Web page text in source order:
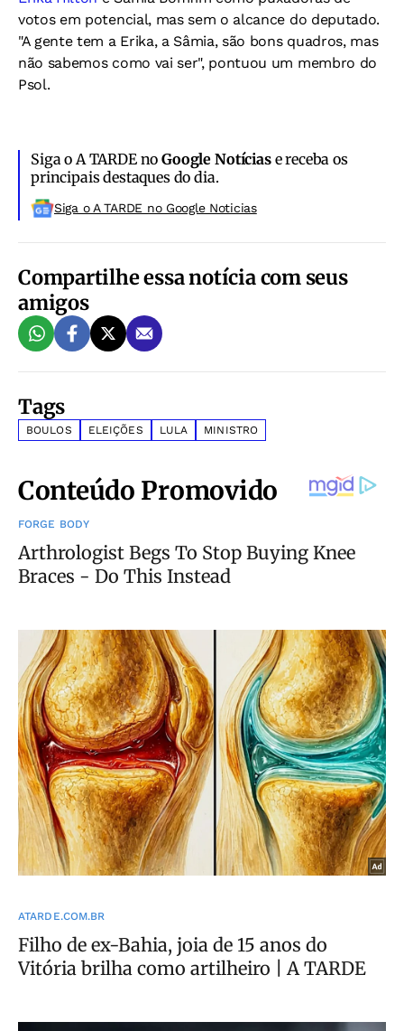
votos em potencial, mas sem o alcance do deputado.
"A gente tem a Erika, a Sâmia, são bons quadros, mas
não sabemos como vai ser", pontuou um membro do
Psol.
Siga o A TARDE noGoogle Notíciase receba os
principais destaques do dia.
Siga o A TARDE no Google Noticias
Compartilhe essa notícia com seus
amigos
Tags
BOULOS ELEIÇÕES LULA MINISTRO